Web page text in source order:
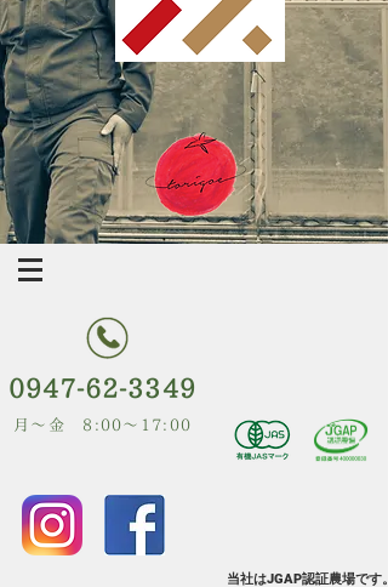
0947-62-3349
月～金 8:00～17:00
当社はJGAP認証農場です。